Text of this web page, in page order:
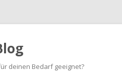
deinen Bedarf geeignet?